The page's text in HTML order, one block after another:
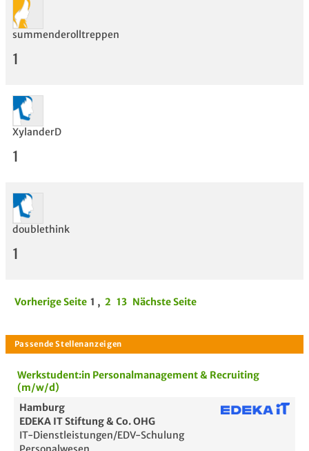
summenderolltreppen
1
XylanderD
1
doublethink
1
Vorherige Seite 1 , 2 13 Nächste Seite
Werkstudent:in Personalmanagement & Recruiting
(m/w/d)
Hamburg
EDEKA IT Stiftung & Co. OHG
IT-Dienstleistungen/EDV-Schulung